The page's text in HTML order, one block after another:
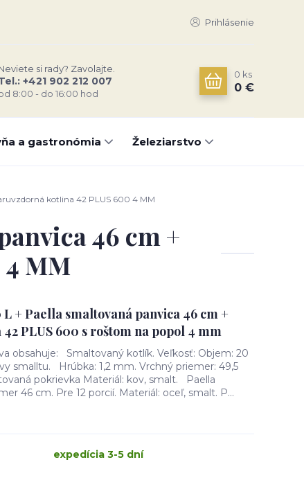
Prihlásenie
si rady? Zavolajte.
+421 902 212 007
8:00 - do 16:00 hod
0 ks
0 €
a gastronómia Železiarstvo
kotlina 42 PLUS 600 4 MM
46 cm +
MM
+ Paella smaltovaná panvica 46 cm +
PLUS 600 s roštom na popol 4 mm
obsahuje: Smaltovaný kotlík. Veľkosť: Objem: 20
smalltu. Hrúbka: 1,2 mm. Vrchný priemer: 49,5
pokrievka Materiál: kov, smalt. Paella
46 cm. Pre 12 porcií. Materiál: oceľ, smalt. P...
expedícia 3-5 dní